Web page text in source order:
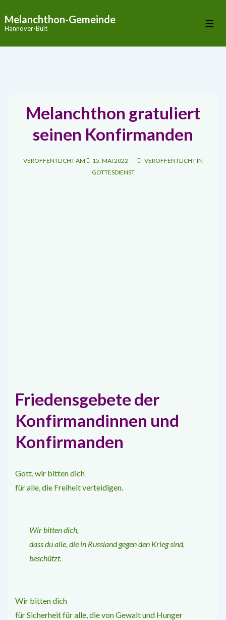
Zum
Melanchthon-Gemeinde
Hannover-Bult
Melanchthon gratuliert
seinen Konfirmanden
VERÖFFENTLICHT AM 15. MAI 2022
VERÖFFENTLICHT IN
GOTTESDIENST
Friedensgebete der
Konfirmandinnen und
Konfirmanden
Gott, wir bitten dich
für alle, die Freiheit verteidigen.
Wir bitten dich,
dass du alle, die in Russland gegen den Krieg sind,
beschützt.
Wir bitten dich
für Sicherheit für alle, die von Gewalt und Hunger